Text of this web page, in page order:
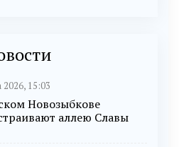
2026, 15:03
Новозыбкове
аллею Славы